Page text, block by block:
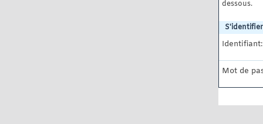
dessous.
S'identifier
Identifiant:
Mot de